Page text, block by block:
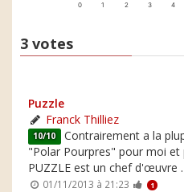
0 1 2 3 4
3 votes
Puzzle
Franck Thilliez
10/10 Contrairement a la
"Polar Pourpres" pour moi
PUZZLE est un chef d'œuvre
01/11/2013 à 21:23 1